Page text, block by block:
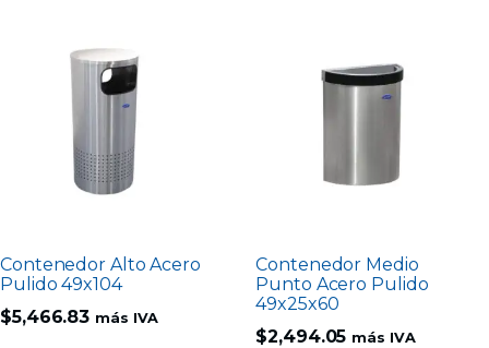
Contenedor Alto Acero
Pulido 49x104
$5,466.83 más IVA
Contenedor Medio
Punto Acero Pulido
49x25x60
$2,494.05 más IVA